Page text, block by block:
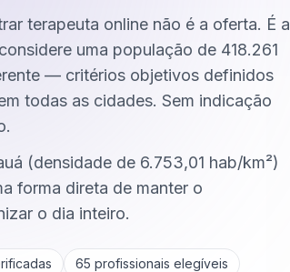
terapeuta online não é a oferta. É a
uma população de 418.261
— critérios objetivos definidos
todas as cidades. Sem indicação
(densidade de 6.753,01 hab/km²)
forma direta de manter o
o dia inteiro.
65 profissionais elegíveis